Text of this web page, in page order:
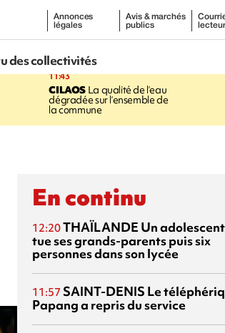
Annonces
légales
Avis & marchés
publics
des collectivités
11:43
CILAOS La qualité de l’eau
dégradée sur l’ensemble de
la commune
En continu
12:20THAÏLANDE Un adolescent
tue ses grands-parents puis six
personnes dans son lycée
11:57 SAINT-DENIS Le
Papang a repris du service